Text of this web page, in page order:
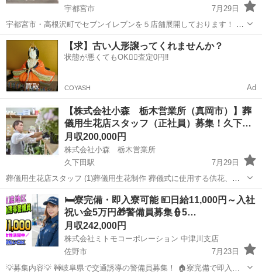
宇都宮市
7月29日
宇都宮市・高根沢町でセブンイレブンを５店舗展開しております！ ・
セブンイレブン宇都宮岩曽店 ・セブンイレブン宇都宮山本１丁目店 ・
セブンイレブン宇都宮竹林店 ５店舗中、上記３店舗のいずれかでの勤
務になります 【...
栃木 宇都宮市 その他 セブンイレブン
【求】古い人形譲ってくれませんか？
状態が悪くてもOK🙆‍♀️査定0円‼️
COYASH Ad
【株式会社小森 栃木営業所（真岡市）】葬
儀用生花店スタッフ（正社員）募集！久下…
月収200,000円
株式会社小森 栃木営業所
久下田駅
7月29日
葬儀用生花店スタッフ (1)葬儀用生花制作 葬儀式に使用する供花、生
花祭壇、その他備品の制作などの業務をお願いいたします。 (2)葬儀式
場への生花の搬入、撤去 葬儀式場へ生花の搬入、設置また葬儀式後の
撤去、撤収作...
栃木 久下田駅 その他 業務
🛏️寮完備・即入寮可能 💴日給11,000円～入社
祝い金5万円🎁警備員募集👮5…
月収242,000円
株式会社ミトモコーポレーション 中津川支店
佐野市
7月23日
💡募集内容💡 🚧岐阜県で交通誘導の警備員募集！ 🏠寮完備で即入寮